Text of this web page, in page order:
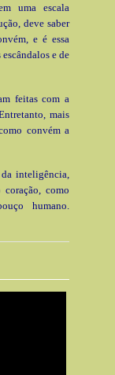
uma escala
deve saber
e é essa
e de
feitas com a
mais
convém a
inteligência,
coração, como
humano.